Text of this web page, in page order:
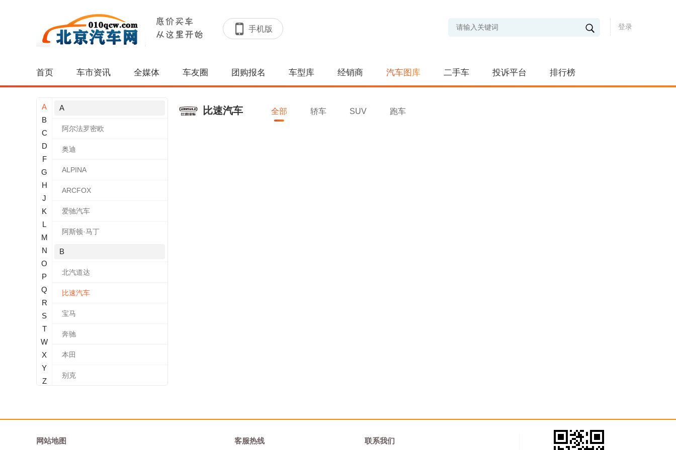
手机版 登录
首页 车市资讯 全媒体 车友圈 团购报名 车型库 经销商 汽车图库 二手车 投诉平台 排行榜
A
B
C
D
F
G
H
J
K
L
M
N
O
P
Q
R
S
T
W
X
Y
Z
A
阿尔法罗密欧
奥迪
ALPINA
ARCFOX
爱驰汽车
阿斯顿·马丁
B
北汽道达
比速汽车
宝马
奔驰
本田
别克
宝沃
比速汽车 全部 轿车 SUV 跑车
网站地图 客服热线 联系我们